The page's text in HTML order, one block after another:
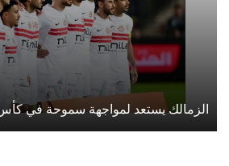
الزمالك يستعد لمواجهة سموحة في